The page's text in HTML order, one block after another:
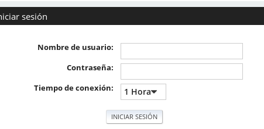
sesión
Nombre de usuario:
Contraseña:
Tiempo de conexión: